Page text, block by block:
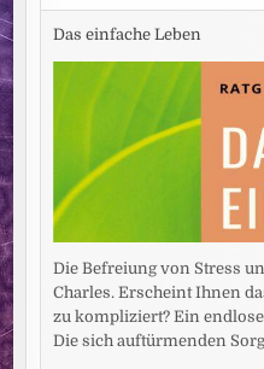
Das einfache Leben
Die Befreiung von Stress
Charles. Erscheint Ihnen
zu kompliziert? Ein
Die sich auftürmenden